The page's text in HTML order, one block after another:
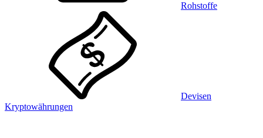
Rohstoffe
Devisen
Kryptowährungen